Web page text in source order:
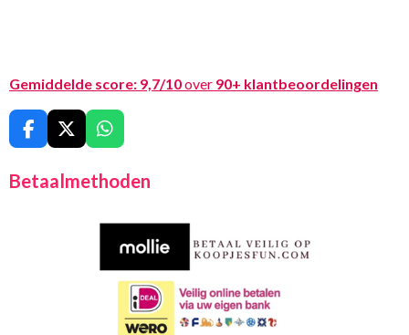
Gemiddelde score: 9,7/10 over 90+ klantbeoordelingen
F
a
e
X
W
h
t
Betaalmethoden